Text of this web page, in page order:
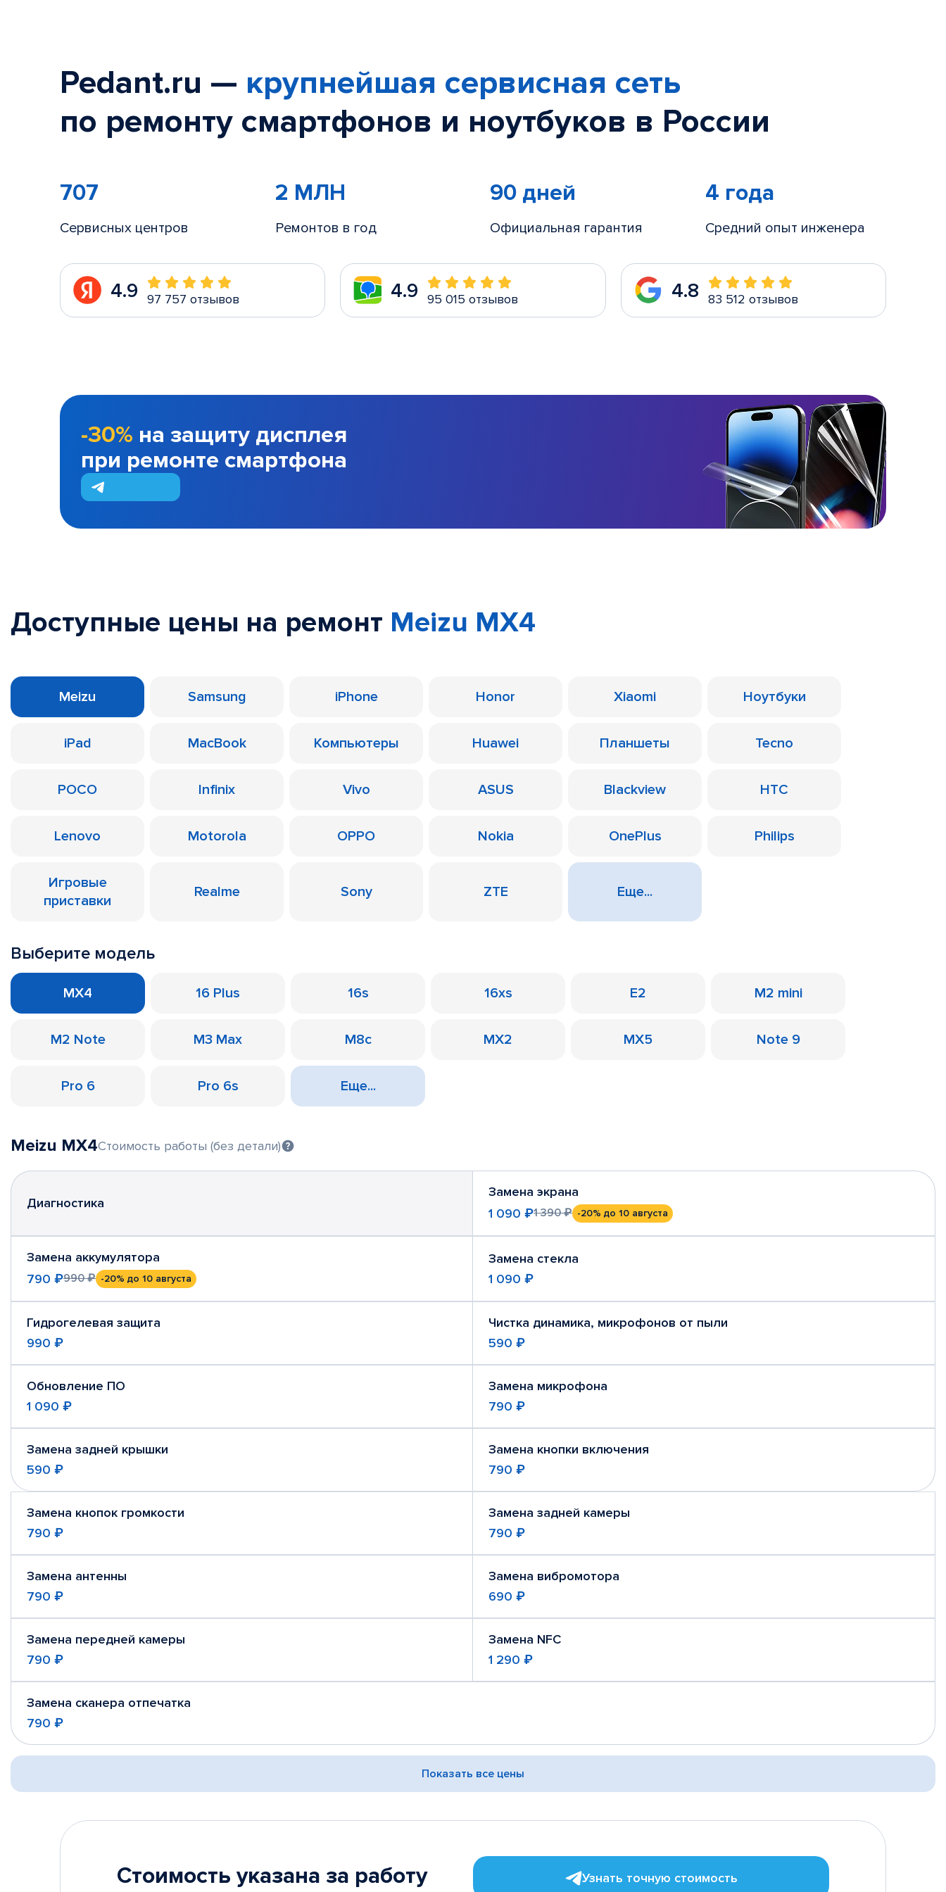
Pedant.ru — крупнейшая сервисная сеть
по ремонту смартфонов и ноутбуков в России
707
Сервисных центров
2 МЛН
Ремонтов в год
90 дней
Официальная гарантия
4 года
Средний опыт инженера
4.9 97 757 отзывов 4.9 95 015 отзывов 4.8 83 512 отзывов
-30% на защиту дисплея
при ремонте смартфона
Доступные цены на ремонт Meizu MX4
Meizu Samsung iPhone Honor Xiaomi Ноутбуки
iPad MacBook Компьютеры Huawei Планшеты Tecno
POCO Infinix Vivo ASUS Blackview HTC
Lenovo Motorola OPPO Nokia OnePlus Philips
Игровые
приставки
Realme Sony ZTE Еще...
Выберите модель
MX4 16 Plus 16s 16xs E2 M2 mini
M2 Note M3 Max M8c MX2 MX5 Note 9
Pro 6 Pro 6s Еще...
Meizu MX4Стоимость работы (без детали)
Диагностика
Замена экрана
1 090 ₽1 390 ₽ -20% до 10 августа
Замена аккумулятора
790 ₽990 ₽ -20% до 10 августа
Замена стекла
1 090 ₽
Гидрогелевая защита
990 ₽
Чистка динамика, микрофонов от пыли
590 ₽
Обновление ПО
1 090 ₽
Замена микрофона
790 ₽
Замена задней крышки
590 ₽
Замена кнопки включения
790 ₽
Замена кнопок громкости
790 ₽
Замена задней камеры
790 ₽
Замена антенны
790 ₽
Замена вибромотора
690 ₽
Замена передней камеры
790 ₽
Замена NFC
1 290 ₽
Замена сканера отпечатка
790 ₽
Показать все цены
Стоимость указана за работу Узнать точную стоимость